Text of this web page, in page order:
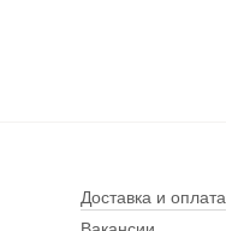
Доставка и оплата